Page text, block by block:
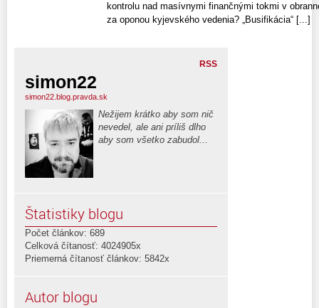
kontrolu nad masívnymi finančnými tokmi v
za oponou kyjevského vedenia? „Busifikácia“ [...]
RSS
simon22
simon22.blog.pravda.sk
Nežijem krátko aby som nič
nevedel, ale ani príliš dlho
aby som všetko zabudol...
Štatistiky blogu
Počet článkov: 689
Celková čítanosť: 4024905x
Priemerná čítanosť článkov: 5842x
Autor blogu